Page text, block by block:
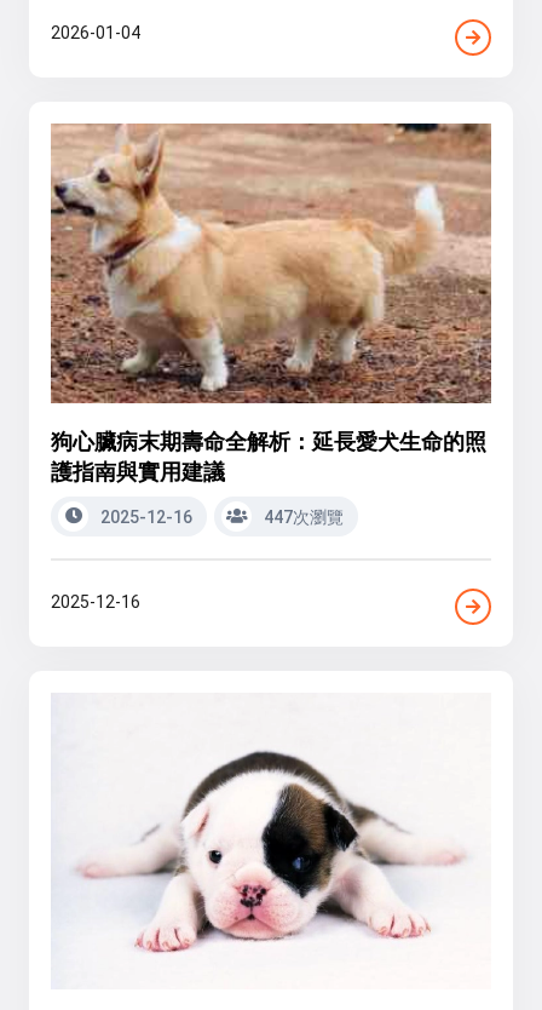
2026-01-04
狗心臟病末期壽命全解析：延長愛犬生命的照
護指南與實用建議
2025-12-16 447次瀏覽
2025-12-16